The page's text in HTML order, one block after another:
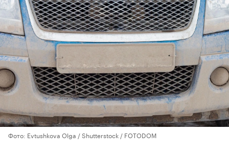
Фото: Evtushkova Olga / Shutterstock / FOTODOM